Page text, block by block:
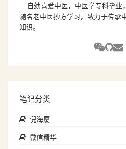
自幼喜爱中医，中医学专科毕业
随名老中医抄方学习，致力于传承
知识。
笔记分类
倪海厦
微信精华